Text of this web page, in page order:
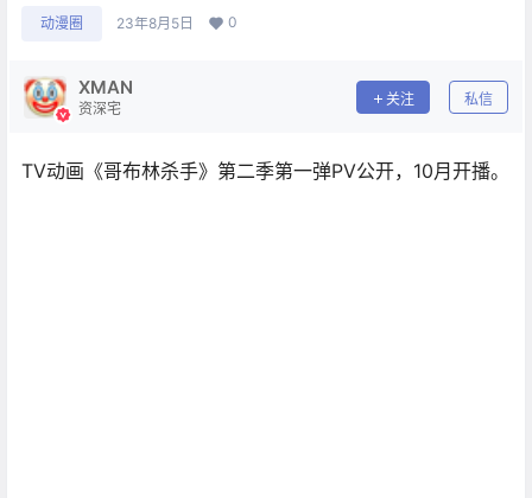
动漫圈 23年8月5日 0
XMAN
资深宅
关注 私信
TV动画《哥布林杀手》第二季第一弹PV公开，10月开播。